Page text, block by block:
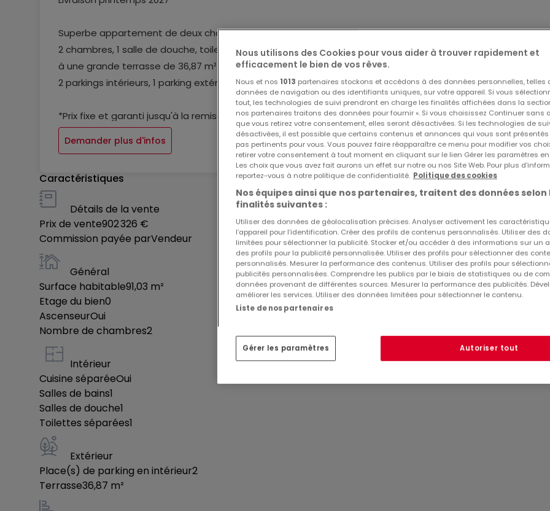
Superbe appartement de deux chambres situé dans une petite résidence idéalement située à Junglinster.
2 chambres, 1 salle de douche, toilettes séparées, débarras, 1 cuisine ouverte sur un grand living donnant
à une grande terrasse de 36,87 m².
2 parkings intérieurs, 1 parking extérieure et 1 cave viennent compléter cette offre.
*Prix fixe et garanti jusqu'à la remise des clés.
Choisissez vos matériaux de finitions intérieurs. Peintures et budget cuisine compris.
Ne laissez pas passer cette opportunité. Pour plus d'informations, contactez-nous au 34 18 14 1
Tous nos prix sont renseignés « terrain + construction », TVA à 3% et 17% comprise sous condition
de votre dossier par l'administration de l'enregistrement pour la TVA réduite.
Demander plus d'infos
RéfatHome
Réf Agence
Caractéristiques
Détails de la vente
Prix de vente902 326 €
Commission payée parVendeur
Général
Surface habitable91,03 m²
Etage du bien0
AscenseurOui
Nombre de chambres2
Intérieur
Cuisine séparéeOui
Salles de bains1
Salles de douche1
Toilettes séparées1
Extérieur
Place(s) de parking en intérieur2
Terrasse36,87 m²
Nous utilisons des Cookies pour vous aider à trouver rapidement et
efficacement le bien de vos rêves.
Nous et nos 1013 partenaires stockons et accédons à des données personnelles, telles
données de navigation ou des identifiants uniques, sur votre appareil. Si vous
tout, les technologies de suivi prendront en charge les finalités affichées dans la
nos partenaires traitons des données pour fournir ». Si vous choisissez Continuer sans
que vous retirez votre consentement, elles seront désactivées. Si les technologies de
désactivées, il est possible que certains contenus et annonces qui vous sont
pas pertinents pour vous. Vous pouvez faire réapparaître ce menu pour modifier vos
retirer votre consentement à tout moment en cliquant sur le lien Gérer les paramètres
Les choix que vous avez fait aurons un effet sur notre ou nos Site Web. Pour plus
reportez-vous à notre politique de confidentialité. Politique des cookies
Nos équipes ainsi que nos partenaires, traitent des données selon
finalités suivantes :
Utiliser des données de géolocalisation précises. Analyser activement les
l’appareil pour l’identification. Créer des profils de contenus personnalisés. Utiliser des
limitées pour sélectionner la publicité. Stocker et/ou accéder à des informations sur un
des profils pour la publicité personnalisée. Utiliser des profils pour sélectionner des
personnalisés. Mesurer la performance des contenus. Utiliser des profils pour
publicités personnalisées. Comprendre les publics par le biais de statistiques ou de
données provenant de différentes sources. Mesurer la performance des publicités.
améliorer les services. Utiliser des données limitées pour sélectionner le contenu.
Liste de nos partenaires
Gérer les paramètres Autoriser tout